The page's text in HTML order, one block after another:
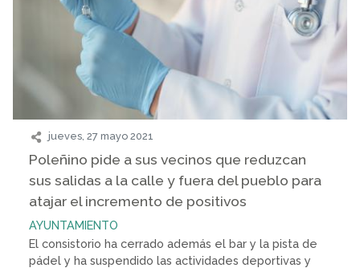
jueves, 27 mayo 2021
Poleñino pide a sus vecinos que reduzcan
sus salidas a la calle y fuera del pueblo para
atajar el incremento de positivos
AYUNTAMIENTO
El consistorio ha cerrado además el bar y la pista de
pádel y ha suspendido las actividades deportivas y